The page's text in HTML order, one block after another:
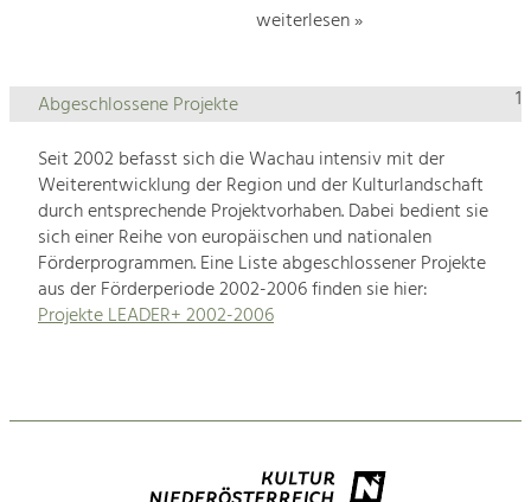
weiterlesen »
1
Abgeschlossene Projekte
Seit 2002 befasst sich die Wachau intensiv mit der
Weiterentwicklung der Region und der Kulturlandschaft
durch entsprechende Projektvorhaben. Dabei bedient sie
sich einer Reihe von europäischen und nationalen
Förderprogrammen. Eine Liste abgeschlossener Projekte
aus der Förderperiode 2002-2006 finden sie hier:
Projekte LEADER+ 2002-2006